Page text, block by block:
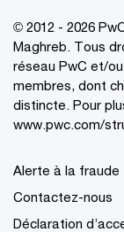
© 2012 - 2026
Maghreb. Tous
réseau PwC et/
membres, dont
distincte. Pour
www.pwc.com/
Alerte à la fraude
Contactez-nous
Déclaration